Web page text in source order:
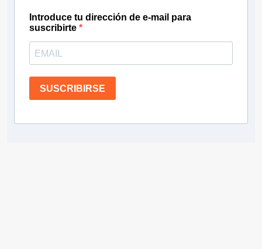
Introduce tu dirección de e-mail para
suscribirte
SUSCRIBIRSE